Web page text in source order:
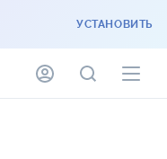
УСТАНОВИТЬ